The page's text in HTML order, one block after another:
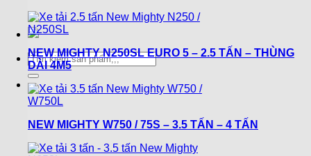
Tìm
kiếm:
NEW MIGHTY N250SL EURO 5 – 2.5 TẤN – THÙNG
DÀI 4M5
NEW MIGHTY W750 / 75S – 3.5 TẤN – 4 TẤN